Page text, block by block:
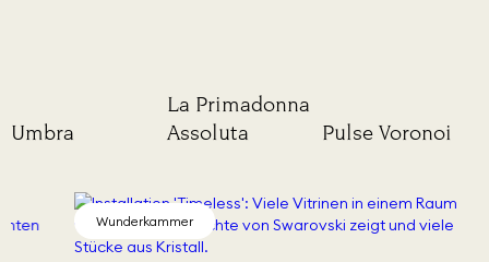
Umbra
La Primadonna
Assoluta
Pulse Voronoi
Wunderkammer